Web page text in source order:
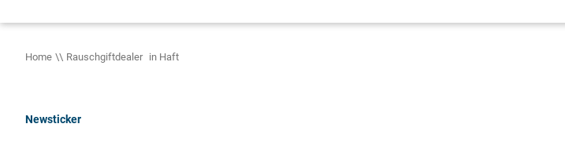
Home Rauschgiftdealer in Haft
Newsticker